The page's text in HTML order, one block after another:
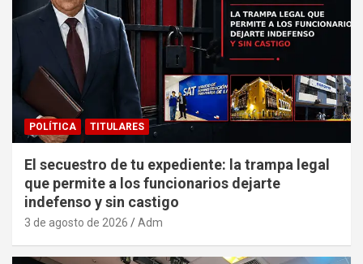
POLÍTICA TITULARES
El secuestro de tu expediente: la trampa legal
que permite a los funcionarios dejarte
indefenso y sin castigo
3 de agosto de 2026 Adm